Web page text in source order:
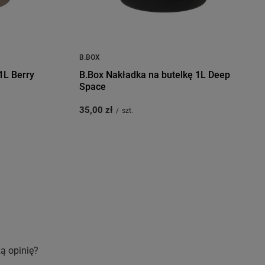
Berry
B.BOX
B.Box Nakładka na butelkę 1L Deep
Space
35,00 zł / szt.
opinię?